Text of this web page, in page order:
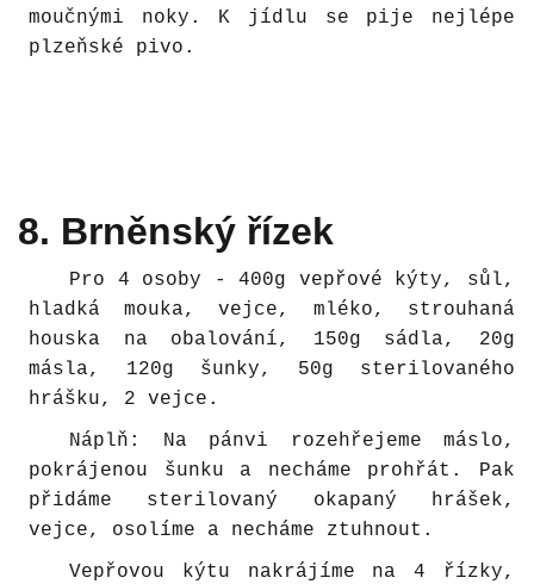
moučnými noky. K jídlu se pije nejlépe
plzeňské pivo.
8. Brněnský řízek
Pro 4 osoby - 400g vepřové kýty, sůl,
hladká mouka, vejce, mléko, strouhaná
houska na obalování, 150g sádla, 20g
másla, 120g šunky, 50g sterilovaného
hrášku, 2 vejce.
Náplň: Na pánvi rozehřejeme máslo,
pokrájenou šunku a necháme prohřát. Pak
přidáme sterilovaný okapaný hrášek,
vejce, osolíme a necháme ztuhnout.
Vepřovou kýtu nakrájíme na 4 řízky,